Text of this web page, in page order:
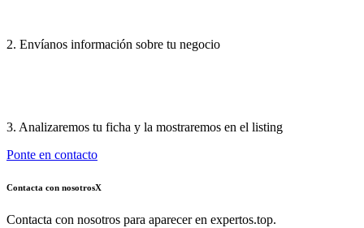
2. Envíanos información sobre tu negocio
3. Analizaremos tu ficha y la mostraremos en el listing
Ponte en contacto
Contacta con nosotrosX
Contacta con nosotros para aparecer en expertos.top.